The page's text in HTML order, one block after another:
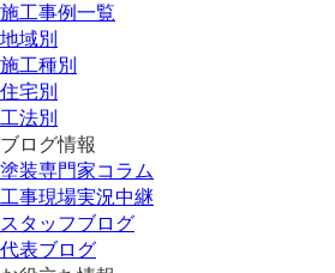
施工事例一覧
地域別
施工種別
住宅別
工法別
ブログ情報
塗装専門家コラム
工事現場実況中継
スタッフブログ
代表ブログ